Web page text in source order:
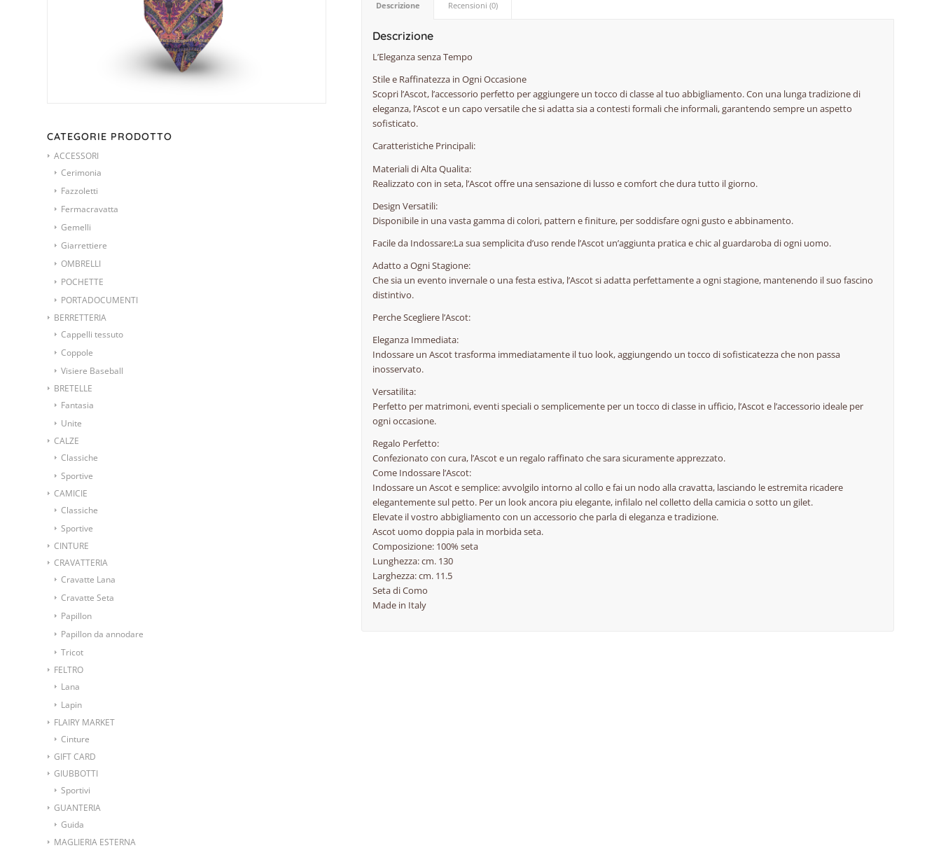
CATEGORIE PRODOTTO
ACCESSORI
Cerimonia
Fazzoletti
Fermacravatta
Gemelli
Giarrettiere
OMBRELLI
POCHETTE
PORTADOCUMENTI
BERRETTERIA
Cappelli tessuto
Coppole
Visiere Baseball
BRETELLE
Fantasia
Unite
CALZE
Classiche
Sportive
CAMICIE
Classiche
Sportive
CINTURE
CRAVATTERIA
Cravatte Lana
Cravatte Seta
Papillon
Papillon da annodare
Tricot
FELTRO
Lana
Lapin
FLAIRY MARKET
Cinture
GIFT CARD
GIUBBOTTI
Sportivi
GUANTERIA
Guida
MAGLIERIA ESTERNA
Descrizione Recensioni (0)
Descrizione
L’Eleganza senza Tempo
Stile e Raffinatezza in Ogni Occasione
Scopri l’Ascot, l’accessorio perfetto per aggiungere un tocco di classe al tuo abbigliamento. Con una lunga tradizione di
eleganza, l’Ascot e un capo versatile che si adatta sia a contesti formali che informali, garantendo sempre un aspetto
sofisticato.
Caratteristiche Principali:
Materiali di Alta Qualita:
Realizzato con in seta, l’Ascot offre una sensazione di lusso e comfort che dura tutto il giorno.
Design Versatili:
Disponibile in una vasta gamma di colori, pattern e finiture, per soddisfare ogni gusto e abbinamento.
Facile da Indossare:La sua semplicita d’uso rende l’Ascot un’aggiunta pratica e chic al guardaroba di ogni uomo.
Adatto a Ogni Stagione:
Che sia un evento invernale o una festa estiva, l’Ascot si adatta perfettamente a ogni stagione, mantenendo il suo fascino
distintivo.
Perche Scegliere l’Ascot:
Eleganza Immediata:
Indossare un Ascot trasforma immediatamente il tuo look, aggiungendo un tocco di sofisticatezza che non passa
inosservato.
Versatilita:
Perfetto per matrimoni, eventi speciali o semplicemente per un tocco di classe in ufficio, l’Ascot e l’accessorio ideale per
ogni occasione.
Regalo Perfetto:
Confezionato con cura, l’Ascot e un regalo raffinato che sara sicuramente apprezzato.
Come Indossare l’Ascot:
Indossare un Ascot e semplice: avvolgilo intorno al collo e fai un nodo alla cravatta, lasciando le estremita ricadere
elegantemente sul petto. Per un look ancora piu elegante, infilalo nel colletto della camicia o sotto un gilet.
Elevate il vostro abbigliamento con un accessorio che parla di eleganza e tradizione.
Ascot uomo doppia pala in morbida seta.
Composizione: 100% seta
Lunghezza: cm. 130
Larghezza: cm. 11.5
Seta di Como
Made in Italy